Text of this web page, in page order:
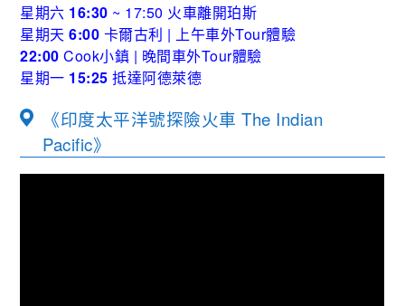
星期六 16:30 ~ 17:50 火車離開珀斯
星期天6:00 卡爾古利 | 上午車外Tour體驗
22:00Cook小鎮 | 晚間車外Tour體驗
星期一 15:25抵達阿德萊德
《印度太平洋號探險火車 The Indian
Pacific》